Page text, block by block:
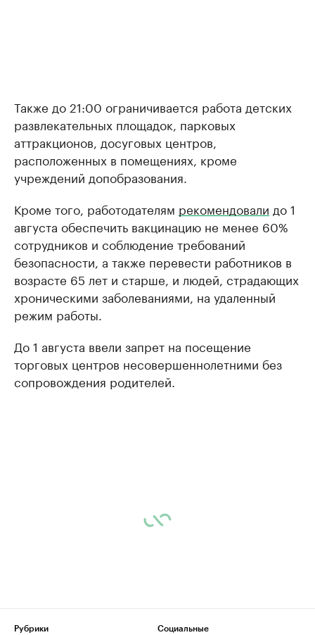
Также до 21:00 ограничивается работа детских
развлекательных площадок, парковых
аттракционов, досуговых центров,
расположенных в помещениях, кроме
учреждений допобразования.
Кроме того, работодателям рекомендовали до 1
августа обеспечить вакцинацию не менее 60%
сотрудников и соблюдение требований
безопасности, а также перевести работников в
возрасте 65 лет и старше, и людей, страдающих
хроническими заболеваниями, на удаленный
режим работы.
До 1 августа ввели запрет на посещение
торговых центров несовершеннолетними без
сопровождения родителей.
Рубрики
Социальные